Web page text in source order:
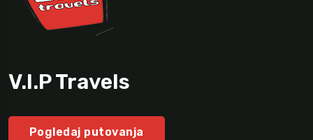
V.I.P Travels
Pogledaj putovanja